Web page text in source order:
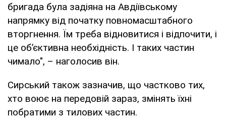
бригада була задіяна на Авдіївському
напрямку від початку повномасштабного
вторгнення. Їм треба відновитися і відпочити, і
це об’єктивна необхідність. І таких частин
чимало", – наголосив він.
Сирський також зазначив, що частково тих,
хто воює на передовій зараз, змінять їхні
побратими з тилових частин.